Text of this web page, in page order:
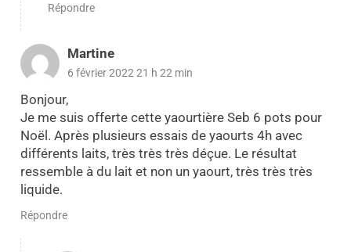
Répondre
Martine
6 février 2022 21 h 22 min
Bonjour,
Je me suis offerte cette yaourtière Seb 6 pots pour
Noël. Après plusieurs essais de yaourts 4h avec
différents laits, très très très déçue. Le résultat
ressemble à du lait et non un yaourt, très très très
liquide.
Répondre